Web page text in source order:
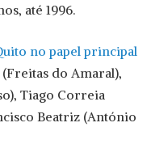
até 1996.
no papel principal
do Amaral),
Tiago Correia
Beatriz (António